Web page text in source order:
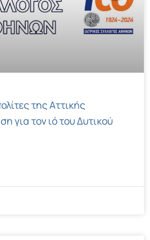
της Αττικής
για τον ιό του Δυτικού